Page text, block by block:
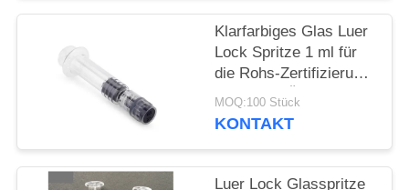
Klarfarbiges Glas Luer
Lock Spritze 1 ml für
die Rohs-Zertifizierung
für dickes Öl
MOQ:100 Stück
KONTAKT
Luer Lock Glasspritze